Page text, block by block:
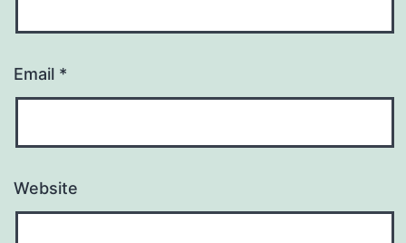
Email *
Website